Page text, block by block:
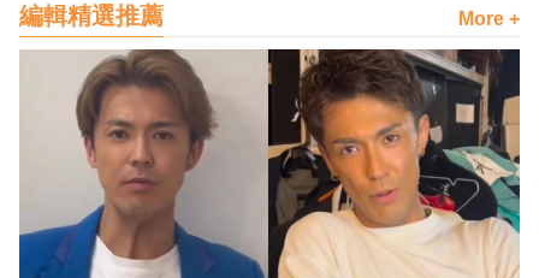
編輯精選推薦 More +